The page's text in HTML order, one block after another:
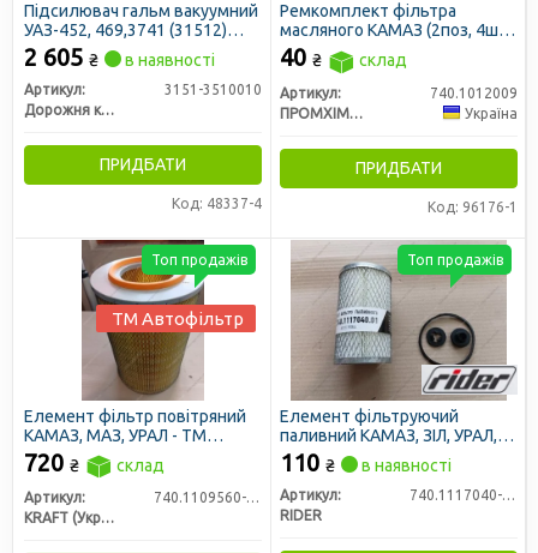
Підсилювач гальм вакуумний
УАЗ-452, 469,3741 (31512)
(ДК)
2 605 ₴ в наявності
Артикул:
3151-3510010
Дорожня карта
ПРИДБАТИ
Код: 48337-4
Ремкомплект фільтра
масляного КАМАЗ (2поз, 4шт)
АВРТ (ПХТ, Україна)
40 ₴ склад
Артикул:
740.1012009
ПРОМХІМТЕКС ТОВ
Україна
ПРИДБАТИ
Код: 96176-1
Елемент фільтр повітряний
КАМАЗ, МАЗ, УРАЛ - ТМ
Автофільтр (Фенікс, Україна)
720 ₴ склад
Артикул:
740.1109560-02
KRAFT (Украина)
Топ продажів
ТМ Автофільтр
Елемент фільтруючий
паливний КАМАЗ, ЗІЛ, УРАЛ,
ГАЗ 4301 тонкого очищення
метал. з ремкомплектом
фильтра (RIDER)
110 ₴ в наявності
Артикул:
740.1117040-01
RIDER
Топ продажів